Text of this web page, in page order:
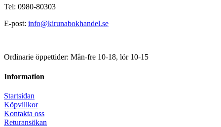
Tel: 0980-80303
E-post: info@kirunabokhandel.se
Ordinarie öppettider: Mån-fre 10-18, lör 10-15
Information
Startsidan
Köpvillkor
Kontakta oss
Returansökan